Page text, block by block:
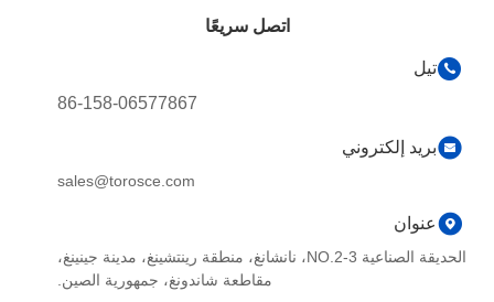
اتصل سريعًا
تيل
86-158-06577867
بريد إلكتروني
sales@torosce.com
عنوان
الحديقة الصناعية NO.2-3، نانشانغ، منطقة رينتشينغ، مدينة جينينغ،
مقاطعة شاندونغ، جمهورية الصين.